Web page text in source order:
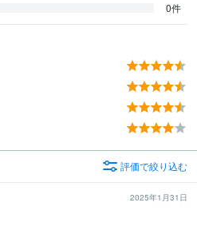
0件
評価で絞り込む
2025年1月31日